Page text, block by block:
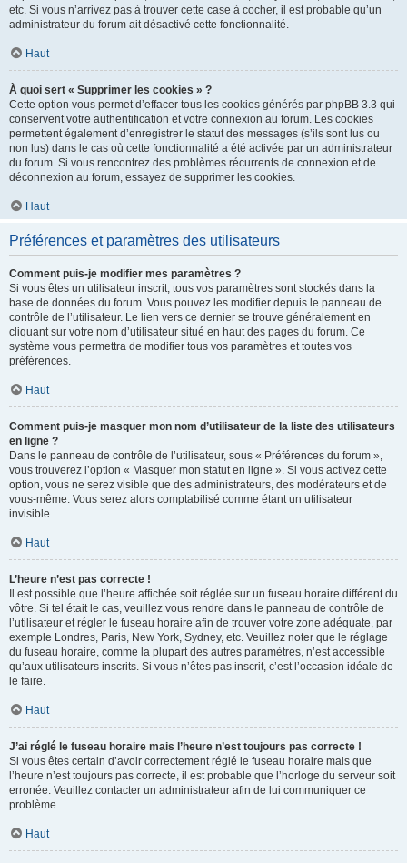
etc. Si vous n’arrivez pas à trouver cette case à cocher, il est probable qu’un
administrateur du forum ait désactivé cette fonctionnalité.
Haut
À quoi sert « Supprimer les cookies » ?
Cette option vous permet d’effacer tous les cookies générés par phpBB 3.3 qui
conservent votre authentification et votre connexion au forum. Les cookies
permettent également d’enregistrer le statut des messages (s’ils sont lus ou
non lus) dans le cas où cette fonctionnalité a été activée par un administrateur
du forum. Si vous rencontrez des problèmes récurrents de connexion et de
déconnexion au forum, essayez de supprimer les cookies.
Haut
Préférences et paramètres des utilisateurs
Comment puis-je modifier mes paramètres ?
Si vous êtes un utilisateur inscrit, tous vos paramètres sont stockés dans la
base de données du forum. Vous pouvez les modifier depuis le panneau de
contrôle de l’utilisateur. Le lien vers ce dernier se trouve généralement en
cliquant sur votre nom d’utilisateur situé en haut des pages du forum. Ce
système vous permettra de modifier tous vos paramètres et toutes vos
préférences.
Haut
Comment puis-je masquer mon nom d’utilisateur de la liste des utilisateurs
en ligne ?
Dans le panneau de contrôle de l’utilisateur, sous « Préférences du forum »,
vous trouverez l’option « Masquer mon statut en ligne ». Si vous activez cette
option, vous ne serez visible que des administrateurs, des modérateurs et de
vous-même. Vous serez alors comptabilisé comme étant un utilisateur
invisible.
Haut
L’heure n’est pas correcte !
Il est possible que l’heure affichée soit réglée sur un fuseau horaire différent du
vôtre. Si tel était le cas, veuillez vous rendre dans le panneau de contrôle de
l’utilisateur et régler le fuseau horaire afin de trouver votre zone adéquate, par
exemple Londres, Paris, New York, Sydney, etc. Veuillez noter que le réglage
du fuseau horaire, comme la plupart des autres paramètres, n’est accessible
qu’aux utilisateurs inscrits. Si vous n’êtes pas inscrit, c’est l’occasion idéale de
le faire.
Haut
J’ai réglé le fuseau horaire mais l’heure n’est toujours pas correcte !
Si vous êtes certain d’avoir correctement réglé le fuseau horaire mais que
l’heure n’est toujours pas correcte, il est probable que l’horloge du serveur soit
erronée. Veuillez contacter un administrateur afin de lui communiquer ce
problème.
Haut